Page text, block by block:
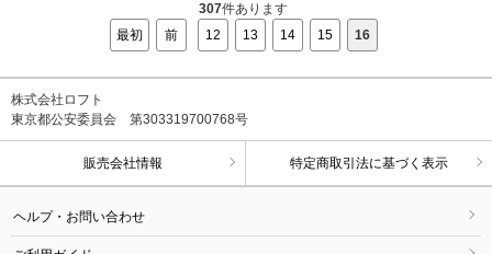
307件あります
最初
前 12 13 14 15 16
株式会社ロフト
東京都公安委員会 第303319700768号
販売会社情報 特定商取引法に基づく表示
ヘルプ・お問い合わせ